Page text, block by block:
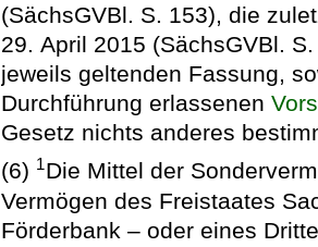
(SächsGVBl. S. 153), die
29. April 2015 (SächsGVBl.
jeweils geltenden Fassung,
Durchführung erlassenen
Gesetz nichts anderes
(6) 1Die Mittel der
Vermögen des Freistaates
Förderbank – oder eines